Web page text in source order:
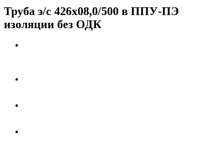
Труба э/с 426х08,0/500 в ППУ-ПЭ
изоляции без ОДК